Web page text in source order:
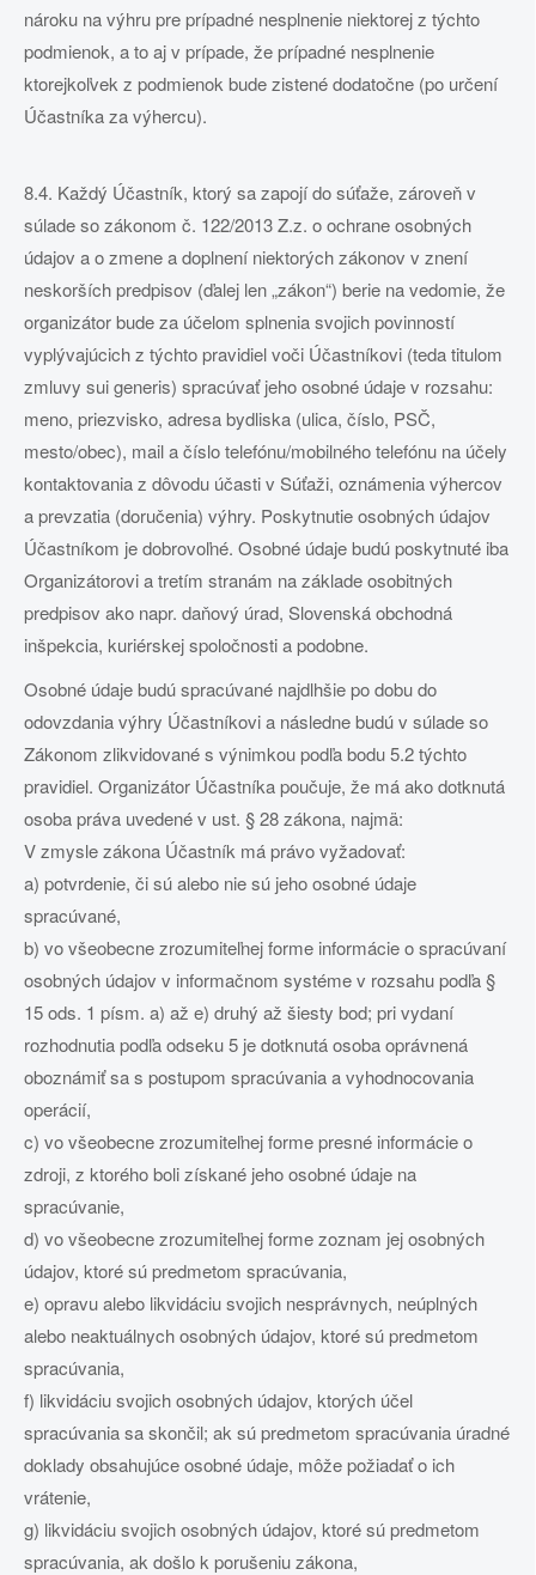
nároku na výhru pre prípadné nesplnenie niektorej z týchto
podmienok, a to aj v prípade, že prípadné nesplnenie
ktorejkoľvek z podmienok bude zistené dodatočne (po určení
Účastníka za výhercu).
8.4. Každý Účastník, ktorý sa zapojí do súťaže, zároveň v
súlade so zákonom č. 122/2013 Z.z. o ochrane osobných
údajov a o zmene a doplnení niektorých zákonov v znení
neskorších predpisov (ďalej len „zákon“) berie na vedomie, že
organizátor bude za účelom splnenia svojich povinností
vyplývajúcich z týchto pravidiel voči Účastníkovi (teda titulom
zmluvy sui generis) spracúvať jeho osobné údaje v rozsahu:
meno, priezvisko, adresa bydliska (ulica, číslo, PSČ,
mesto/obec), mail a číslo telefónu/mobilného telefónu na účely
kontaktovania z dôvodu účasti v Súťaži, oznámenia výhercov
a prevzatia (doručenia) výhry. Poskytnutie osobných údajov
Účastníkom je dobrovoľné. Osobné údaje budú poskytnuté iba
Organizátorovi a tretím stranám na základe osobitných
predpisov ako napr. daňový úrad, Slovenská obchodná
inšpekcia, kuriérskej spoločnosti a podobne.
Osobné údaje budú spracúvané najdlhšie po dobu do
odovzdania výhry Účastníkovi a následne budú v súlade so
Zákonom zlikvidované s výnimkou podľa bodu 5.2 týchto
pravidiel. Organizátor Účastníka poučuje, že má ako dotknutá
osoba práva uvedené v ust. § 28 zákona, najmä:
V zmysle zákona Účastník má právo vyžadovať:
a) potvrdenie, či sú alebo nie sú jeho osobné údaje
spracúvané,
b) vo všeobecne zrozumiteľnej forme informácie o spracúvaní
osobných údajov v informačnom systéme v rozsahu podľa §
15 ods. 1 písm. a) až e) druhý až šiesty bod; pri vydaní
rozhodnutia podľa odseku 5 je dotknutá osoba oprávnená
oboznámiť sa s postupom spracúvania a vyhodnocovania
operácií,
c) vo všeobecne zrozumiteľnej forme presné informácie o
zdroji, z ktorého boli získané jeho osobné údaje na
spracúvanie,
d) vo všeobecne zrozumiteľnej forme zoznam jej osobných
údajov, ktoré sú predmetom spracúvania,
e) opravu alebo likvidáciu svojich nesprávnych, neúplných
alebo neaktuálnych osobných údajov, ktoré sú predmetom
spracúvania,
f) likvidáciu svojich osobných údajov, ktorých účel
spracúvania sa skončil; ak sú predmetom spracúvania úradné
doklady obsahujúce osobné údaje, môže požiadať o ich
vrátenie,
g) likvidáciu svojich osobných údajov, ktoré sú predmetom
spracúvania, ak došlo k porušeniu zákona,